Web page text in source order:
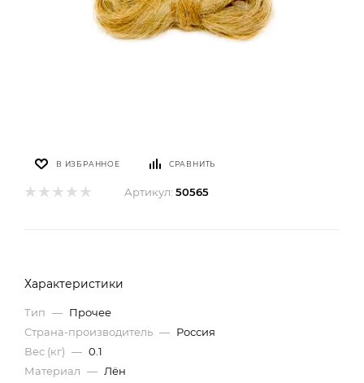
В ИЗБРАННОЕ СРАВНИТЬ
Артикул: 50565
Характеристики
Тип — Прочее
Страна-производитель — Россия
Вес (кг) — 0.1
Материал — Лён